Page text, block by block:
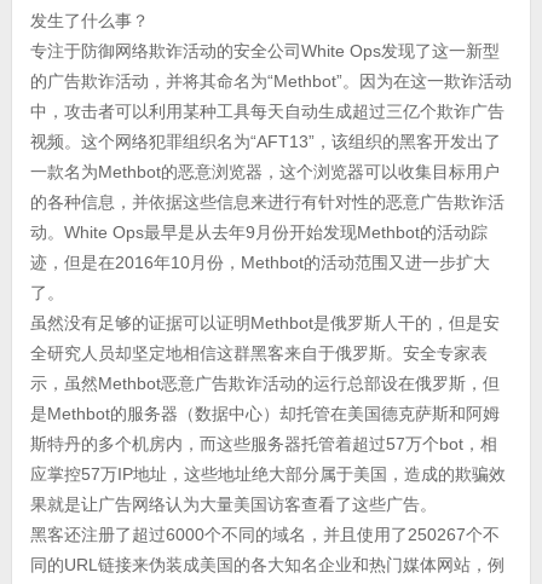
发生了什么事？
专注于防御网络欺诈活动的安全公司White Ops发现了这一新型
的广告欺诈活动，并将其命名为“Methbot”。因为在这一欺诈活动
中，攻击者可以利用某种工具每天自动生成超过三亿个欺诈广告
视频。这个网络犯罪组织名为“AFT13”，该组织的黑客开发出了
一款名为Methbot的恶意浏览器，这个浏览器可以收集目标用户
的各种信息，并依据这些信息来进行有针对性的恶意广告欺诈活
动。White Ops最早是从去年9月份开始发现Methbot的活动踪
迹，但是在2016年10月份，Methbot的活动范围又进一步扩大
了。
虽然没有足够的证据可以证明Methbot是俄罗斯人干的，但是安
全研究人员却坚定地相信这群黑客来自于俄罗斯。安全专家表
示，虽然Methbot恶意广告欺诈活动的运行总部设在俄罗斯，但
是Methbot的服务器（数据中心）却托管在美国德克萨斯和阿姆
斯特丹的多个机房内，而这些服务器托管着超过57万个bot，相
应掌控57万IP地址，这些地址绝大部分属于美国，造成的欺骗效
果就是让广告网络认为大量美国访客查看了这些广告。
黑客还注册了超过6000个不同的域名，并且使用了250267个不
同的URL链接来伪装成美国的各大知名企业和热门媒体网站，例